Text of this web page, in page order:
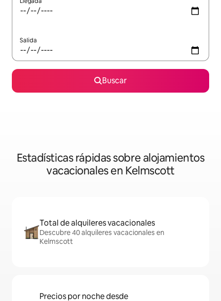
Salida
Buscar
Estadísticas rápidas sobre alojamientos
vacacionales en Kelmscott
Total de alquileres vacacionales
Descubre 40 alquileres vacacionales en
Kelmscott
Precios por noche desde